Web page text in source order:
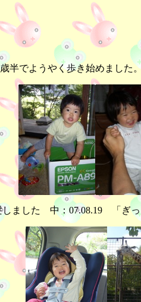
半でようやく歩き始めました
ました 中：07.08.19 「ぎ